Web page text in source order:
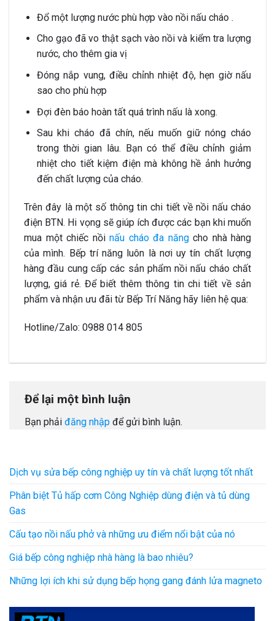
Đổ một lượng nước phù hợp vào nồi nấu cháo .
Cho gạo đã vo thật sạch vào nồi và kiểm tra lượng
nước, cho thêm gia vị
Đóng nắp vung, điều chỉnh nhiệt độ, hẹn giờ nấu
sao cho phù hợp
Đợi đèn báo hoàn tất quá trình nấu là xong.
Sau khi cháo đã chín, nếu muốn giữ nóng cháo
trong thời gian lâu. Bạn có thể điều chỉnh giảm
nhiệt cho tiết kiệm điện mà không hề ảnh hưởng
đến chất lượng của cháo.
Trên đây là một số thông tin chi tiết về nồi nấu cháo
điện BTN. Hi vọng sẽ giúp ích được các bạn khi muốn
mua một chiếc nồi nấu cháo đa năngcho nhà hàng
của mình. Bếp trí năng luôn là nơi uy tín chất lượng
hàng đầu cung cấp các sản phẩm nồi nấu cháo chất
lượng, giá rẻ. Để biết thêm thông tin chi tiết về sản
phẩm và nhận ưu đãi từ Bếp Trí Năng hãy liên hệ qua:
Hotline/Zalo: 0988 014 805
Để lại một bình luận
Bạn phải đăng nhập để gửi bình luận.
Dịch vụ sửa bếp công nghiệp uy tín và chất lượng tốt nhất
Phân biệt Tủ hấp cơm Công Nghiệp dùng điện và tủ dùng
Gas
Cấu tạo nồi nấu phở và những ưu điểm nổi bật của nó
Giá bếp công nghiệp nhà hàng là bao nhiêu?
Những lợi ích khi sử dụng bếp họng gang đánh lửa magneto